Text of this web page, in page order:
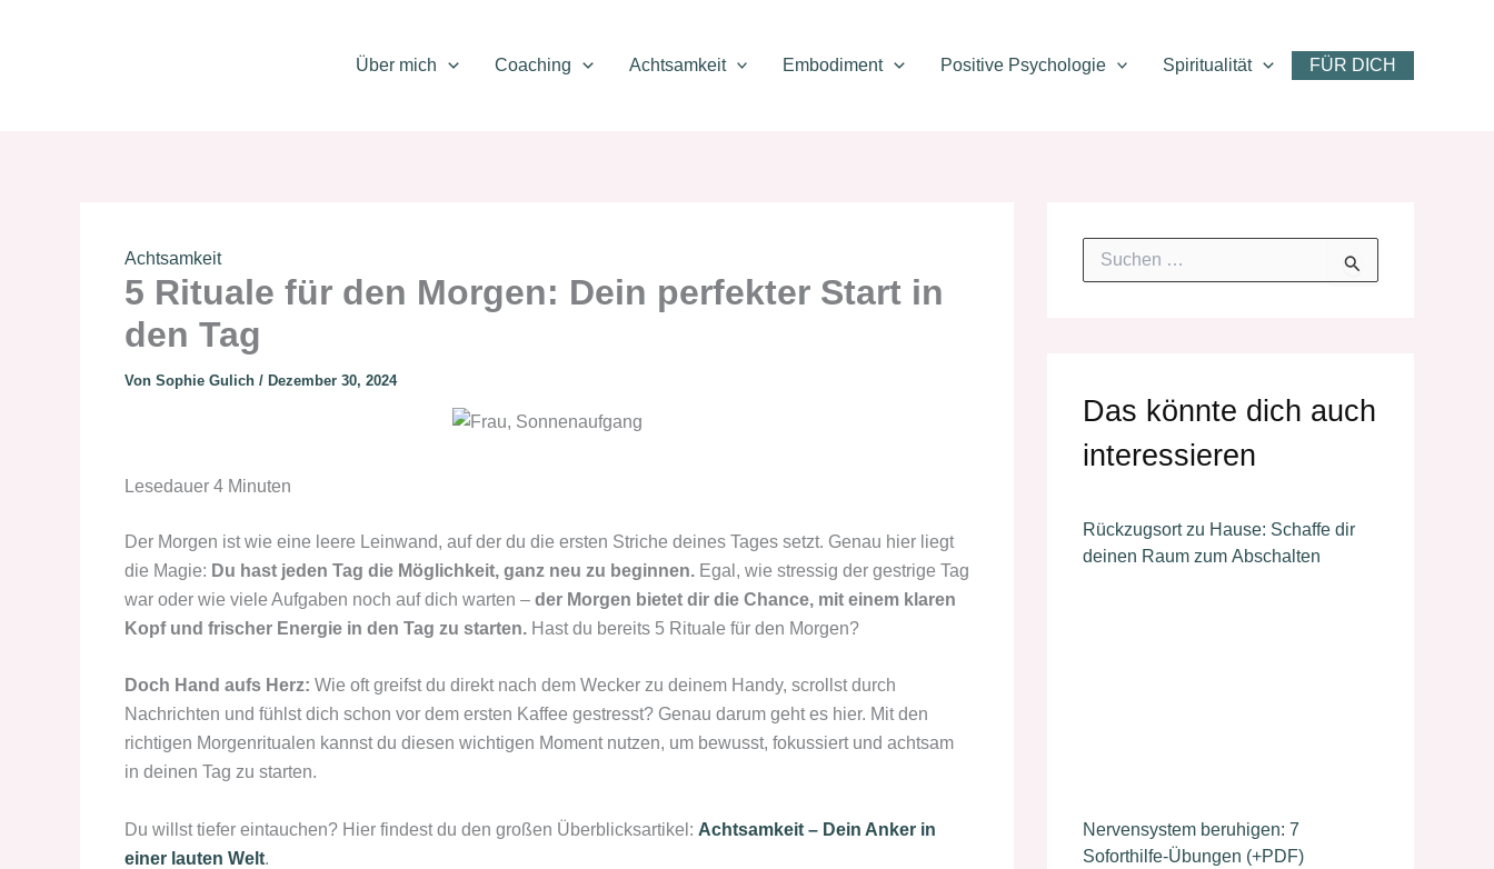
Über mich Coaching Achtsamkeit Embodiment Positive Psychologie Spiritualität FÜR DICH
Achtsamkeit
5 Rituale für den Morgen: Dein perfekter Start in
den Tag
Von Sophie Gulich / Dezember 30, 2024
Lesedauer 4 Minuten
Der Morgen ist wie eine leere Leinwand, auf der du die ersten Striche deines Tages setzt. Genau hier liegt
die Magie: Du hast jeden Tag die Möglichkeit, ganz neu zu beginnen. Egal, wie stressig der gestrige Tag
war oder wie viele Aufgaben noch auf dich warten – der Morgen bietet dir die Chance, mit einem klaren
Kopf und frischer Energie in den Tag zu starten. Hast du bereits 5 Rituale für den Morgen?
Doch Hand aufs Herz: Wie oft greifst du direkt nach dem Wecker zu deinem Handy, scrollst durch
Nachrichten und fühlst dich schon vor dem ersten Kaffee gestresst? Genau darum geht es hier. Mit den
richtigen Morgenritualen kannst du diesen wichtigen Moment nutzen, um bewusst, fokussiert und achtsam
in deinen Tag zu starten.
Du willst tiefer eintauchen? Hier findest du den großen Überblicksartikel: Achtsamkeit – Dein Anker in
einer lauten Welt.
u
a
Das könnte dich auch
interessieren
Rückzugsort zu Hause: Schaffe dir
deinen Raum zum Abschalten
Nervensystem beruhigen: 7
Soforthilfe-Übungen (+PDF)